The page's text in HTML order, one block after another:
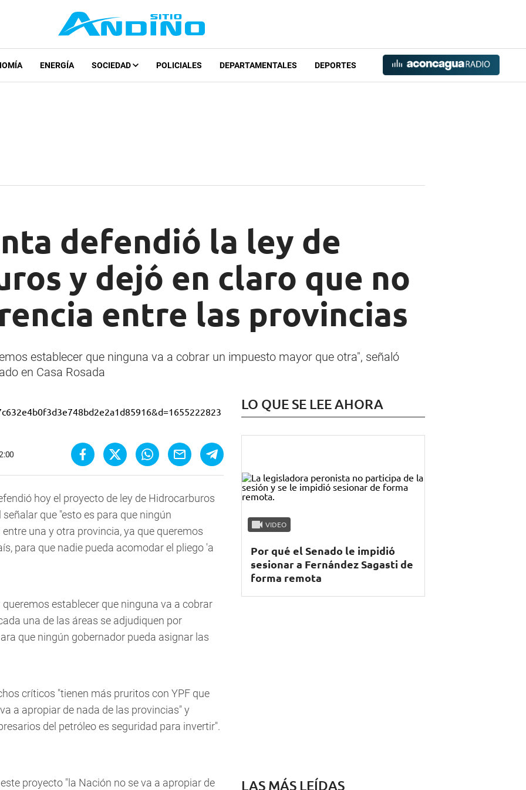
ENERGÍA SOCIEDAD POLICIALES DEPARTAMENTALES DEPORTES
defendió la ley de
y dejó en claro que no
entre las provincias
establecer que ninguna va a cobrar un impuesto mayor que otra", señaló
en Casa Rosada
hoy el proyecto de ley de Hidrocarburos
que "esto es para que ningún
una y otra provincia, ya que queremos
para que nadie pueda acomodar el pliego 'a
establecer que ninguna va a cobrar
una de las áreas se adjudiquen por
que ningún gobernador pueda asignar las
críticos "tienen más pruritos con YPF que
a apropiar de nada de las provincias" y
del petróleo es seguridad para invertir".
proyecto "la Nación no se va a apropiar de
LO QUE SE LEE AHORA
VIDEO
Por qué el Senado le impidió
sesionar a Fernández Sagasti de
forma remota
LAS MÁS LEÍDAS